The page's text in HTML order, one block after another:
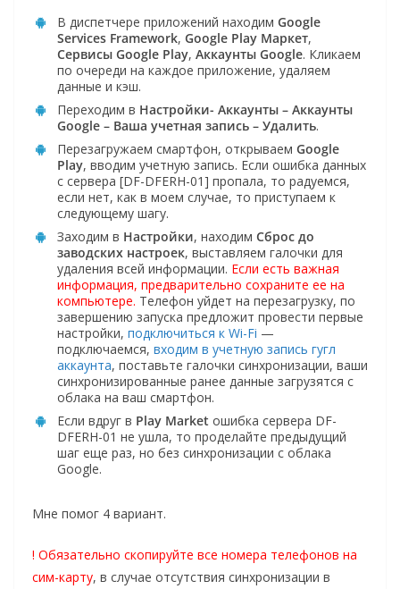
В диспетчере приложений находим Google
Services Framework, Google Play Маркет,
Сервисы Google Play, Аккаунты Google. Кликаем
по очереди на каждое приложение, удаляем
данные и кэш.
Переходим в Настройки- Аккаунты – Аккаунты
Google – Ваша учетная запись – Удалить.
Перезагружаем смартфон, открываем Google
Play, вводим учетную запись. Если ошибка данных
с сервера [DF-DFERH-01] пропала, то радуемся,
если нет, как в моем случае, то приступаем к
следующему шагу.
Заходим в Настройки, находим Сброс до
заводских настроек, выставляем галочки для
удаления всей информации. Если есть важная
информация, предварительно сохраните ее на
компьютере. Телефон уйдет на перезагрузку, по
завершению запуска предложит провести первые
настройки, подключиться к Wi-Fi —
подключаемся, входим в учетную запись гугл
аккаунта, поставьте галочки синхронизации, ваши
синхронизированные ранее данные загрузятся с
облака на ваш смартфон.
Если вдруг в Play Market ошибка сервера DF-
DFERH-01 не ушла, то проделайте предыдущий
шаг еще раз, но без синхронизации с облака
Google.
Мне помог 4 вариант.
! Обязательно скопируйте все номера телефонов на
сим-карту, в случае отсутствия синхронизации в